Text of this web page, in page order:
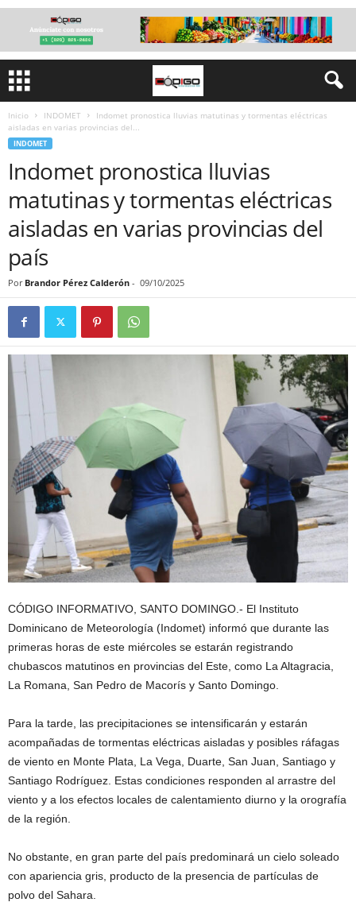
Inicio INDOMET
Indomet pronostica lluvias matutinas y tormentas eléctricas
aisladas en varias provincias del...
INDOMET
Indomet pronostica lluvias
matutinas y tormentas eléctricas
aisladas en varias provincias del
país
Por Brandor Pérez Calderón - 09/10/2025
CÓDIGO INFORMATIVO, SANTO DOMINGO.- El Instituto
Dominicano de Meteorología (Indomet) informó que durante las
primeras horas de este miércoles se estarán registrando
chubascos matutinos en provincias del Este, como La Altagracia,
La Romana, San Pedro de Macorís y Santo Domingo.
Para la tarde, las precipitaciones se intensificarán y estarán
acompañadas de tormentas eléctricas aisladas y posibles ráfagas
de viento en Monte Plata, La Vega, Duarte, San Juan, Santiago y
Santiago Rodríguez. Estas condiciones responden al arrastre del
viento y a los efectos locales de calentamiento diurno y la orografía
de la región.
No obstante, en gran parte del país predominará un cielo soleado
con apariencia gris, producto de la presencia de partículas de
polvo del Sahara.